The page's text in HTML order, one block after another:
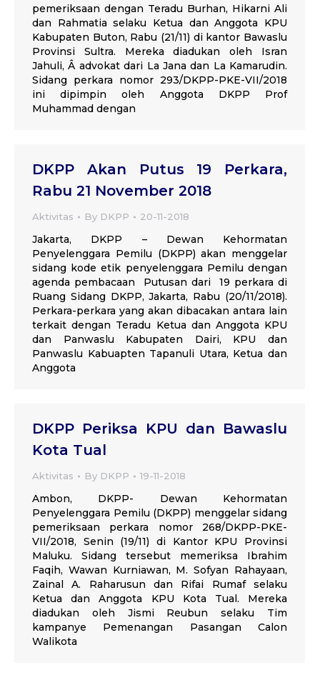
pemeriksaan dengan Teradu Burhan, Hikarni Ali
dan Rahmatia selaku Ketua dan Anggota KPU
Kabupaten Buton, Rabu (21/11) di kantor Bawaslu
Provinsi Sultra. Mereka diadukan oleh Isran
Jahuli, Â advokat dari La Jana dan La Kamarudin.
Sidang perkara nomor 293/DKPP-PKE-VII/2018
ini dipimpin oleh Anggota DKPP Prof
Muhammad dengan
DKPP Akan Putus 19 Perkara,
Rabu 21 November 2018
Aktivitas By DKPP 20-11-2018
Jakarta, DKPP – Dewan Kehormatan
Penyelenggara Pemilu (DKPP) akan menggelar
sidang kode etik penyelenggara Pemilu dengan
agenda pembacaan Putusan dari 19 perkara di
Ruang Sidang DKPP, Jakarta, Rabu (20/11/2018).
Perkara-perkara yang akan dibacakan antara lain
terkait dengan Teradu Ketua dan Anggota KPU
dan Panwaslu Kabupaten Dairi, KPU dan
Panwaslu Kabuapten Tapanuli Utara, Ketua dan
Anggota
DKPP Periksa KPU dan Bawaslu
Kota Tual
Aktivitas By DKPP 19-11-2018
Ambon, DKPP- Dewan Kehormatan
Penyelenggara Pemilu (DKPP) menggelar sidang
pemeriksaan perkara nomor 268/DKPP-PKE-
VII/2018, Senin (19/11) di Kantor KPU Provinsi
Maluku. Sidang tersebut memeriksa Ibrahim
Faqih, Wawan Kurniawan, M. Sofyan Rahayaan,
Zainal A. Raharusun dan Rifai Rumaf selaku
Ketua dan Anggota KPU Kota Tual. Mereka
diadukan oleh Jismi Reubun selaku Tim
kampanye Pemenangan Pasangan Calon
Walikota